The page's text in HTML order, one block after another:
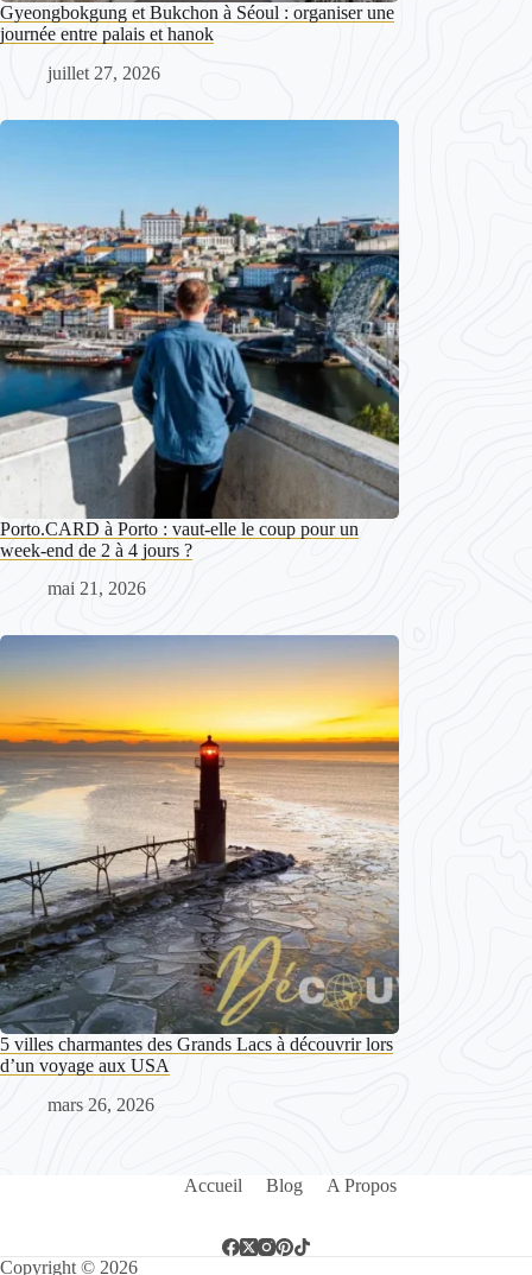
Gyeongbokgung et Bukchon à Séoul : organiser une
journée entre palais et hanok
juillet 27, 2026
Porto.CARD à Porto : vaut-elle le coup pour un
week-end de 2 à 4 jours ?
mai 21, 2026
5 villes charmantes des Grands Lacs à découvrir lors
d’un voyage aux USA
mars 26, 2026
Accueil Blog A Propos
Copyright © 2026